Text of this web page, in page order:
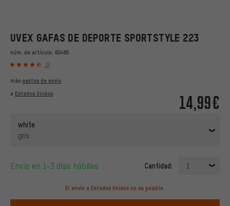
UVEX GAFAS DE DEPORTE SPORTSTYLE 223
núm. de artículo: 65485
18
14,99€
más gastos de envío
a Estados Unidos
white
gris
Envío en 1-3 días hábiles Cantidad: 1
El envío a Estados Unidos no es posible.